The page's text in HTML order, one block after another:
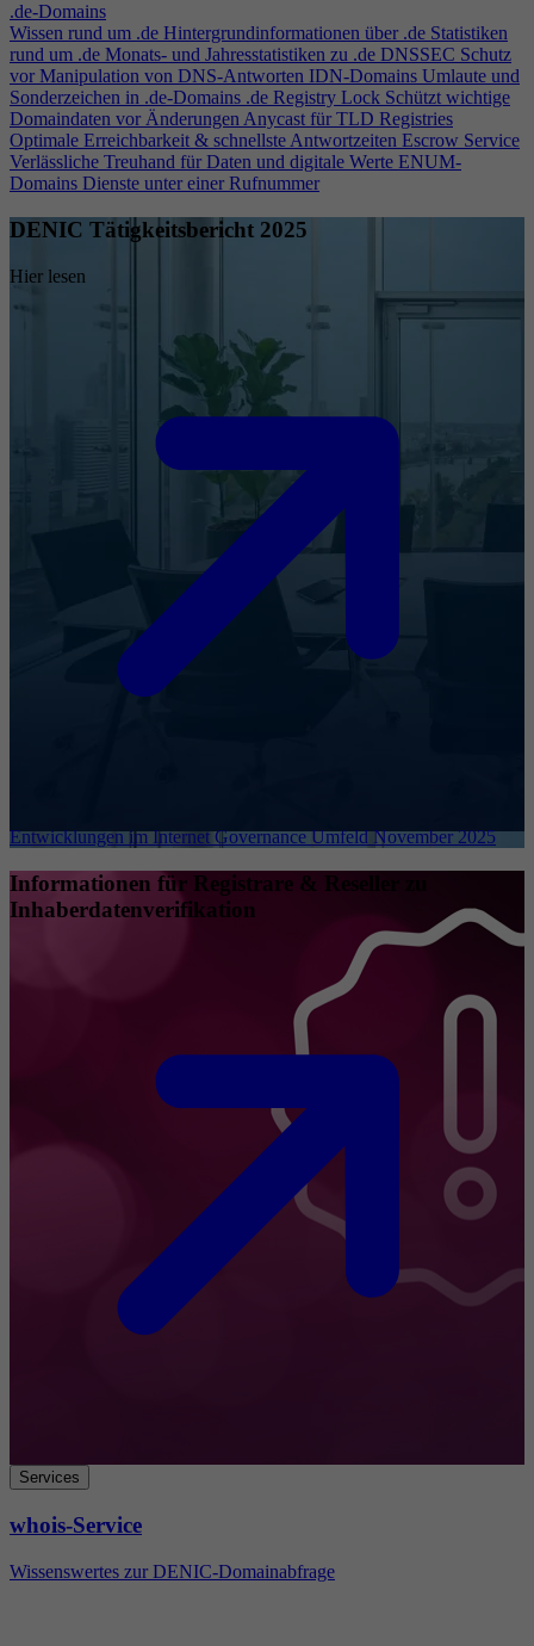
.de-Domains
Wissen rund um .de Hintergrundinformationen über .de Statistiken
rund um .de Monats- und Jahresstatistiken zu .de DNSSEC Schutz
vor Manipulation von DNS-Antworten IDN-Domains Umlaute und
Sonderzeichen in .de-Domains .de Registry Lock Schützt wichtige
Domaindaten vor ÄnderungenAnycast für TLD Registries
Optimale Erreichbarkeit & schnellste Antwortzeiten Escrow Service
Verlässliche Treuhand für Daten und digitale Werte ENUM-
Domains Dienste unter einer Rufnummer
DENIC Tätigkeitsbericht 2025
Hier lesen
Entwicklungen im Internet Governance Umfeld November 2025
Informationen für Registrare & Reseller zu
Inhaberdatenverifikation
Services
whois-Service
Wissenswertes zur DENIC-Domainabfrage